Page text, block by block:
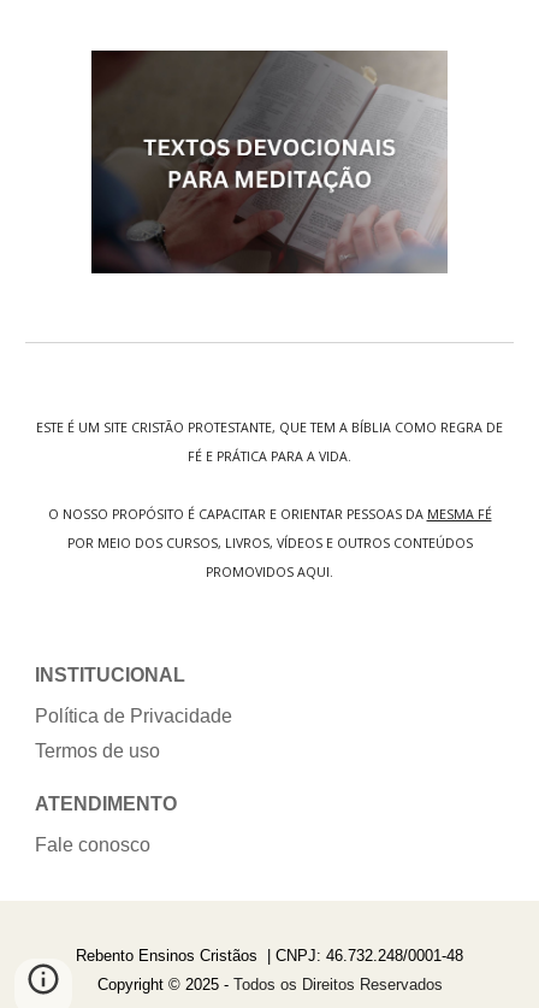
ESTE É UM SITE CRISTÃO PROTESTANTE, QUE TEM A BÍBLIA COMO REGRA DE
FÉ E PRÁTICA PARA A VIDA.
O NOSSO PROPÓSITO É CAPACITAR E ORIENTAR PESSOAS DA MESMA FÉ
POR MEIO DOS CURSOS, LIVROS, VÍDEOS E OUTROS CONTEÚDOS
PROMOVIDOS AQUI.
INSTITUCIONAL
Política de Privacidade
Termos de uso
ATENDIMENTO
Fale conosco
Rebento Ensinos Cristãos | CNPJ: 46.732.248/0001-48
Copyright © 2025-Todos os Direitos Reservados